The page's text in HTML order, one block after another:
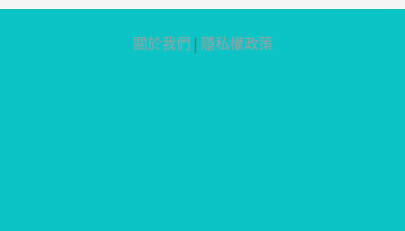
關於我們 | 隱私權政策